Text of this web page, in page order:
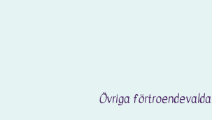
Övriga förtroendevalda